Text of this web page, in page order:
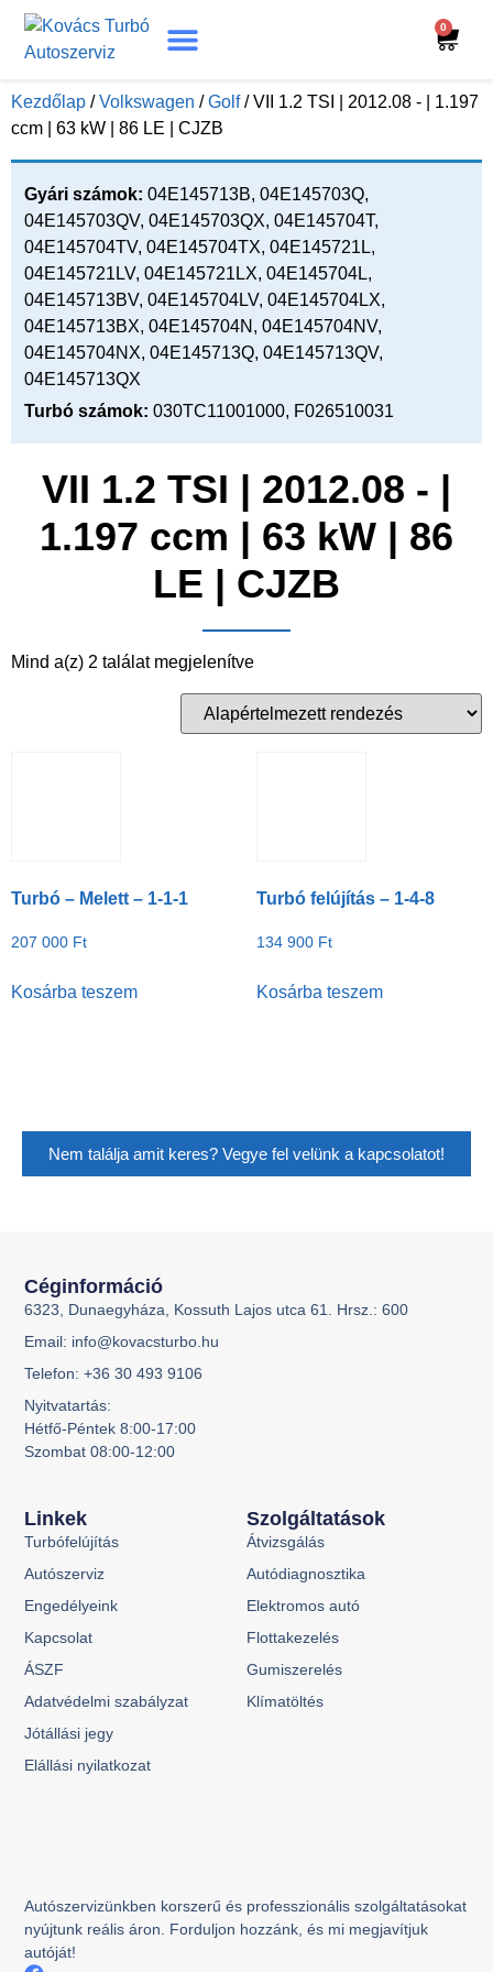
0
Kezdőlap /Volkswagen /Golf/ VII 1.2 TSI | 2012.08 - | 1.197
ccm | 63 kW | 86 LE | CJZB
Gyári számok: 04E145713B, 04E145703Q,
04E145703QV, 04E145703QX, 04E145704T,
04E145704TV, 04E145704TX, 04E145721L,
04E145721LV, 04E145721LX, 04E145704L,
04E145713BV, 04E145704LV, 04E145704LX,
04E145713BX, 04E145704N, 04E145704NV,
04E145704NX, 04E145713Q, 04E145713QV,
04E145713QX
Turbó számok: 030TC11001000, F026510031
VII 1.2 TSI | 2012.08 - |
1.197 ccm | 63 kW | 86
LE | CJZB
Mind a(z) 2 találat megjelenítve
Turbó – Melett – 1-1-1
207 000 Ft
Kosárba teszem
Turbó felújítás – 1-4-8
134 900 Ft
Kosárba teszem
Nem találja amit keres? Vegye fel velünk a kapcsolatot!
Autószervizünkben korszerű és professzionális szolgáltatásokat
nyújtunk reális áron. Forduljon hozzánk, és mi megjavítjuk
autóját!
Szolgáltatások
Átvizsgálás
Autódiagnosztika
Elektromos autó
Flottakezelés
Gumiszerelés
Klímatöltés
Linkek
Turbófelújítás
Autószerviz
Engedélyeink
Kapcsolat
ÁSZF
Adatvédelmi szabályzat
Jótállási jegy
Elállási nyilatkozat
Céginformáció
6323, Dunaegyháza, Kossuth Lajos utca 61. Hrsz.: 600
Email: info@kovacsturbo.hu
Telefon: +36 30 493 9106
Nyitvatartás:
Hétfő-Péntek 8:00-17:00
Szombat 08:00-12:00